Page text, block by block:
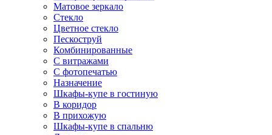
Матовое зеркало
Стекло
Цветное стекло
Пескоструй
Комбинированные
С витражами
С фотопечатью
Назначение
Шкафы-купе в гостиную
В коридор
В прихожую
Шкафы-купе в спальню